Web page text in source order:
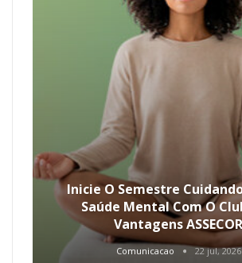
Inicie O Semestre
Saúde Mental Com O
Vantagens ASSECOR
Comunicacao 22 jul, 2026